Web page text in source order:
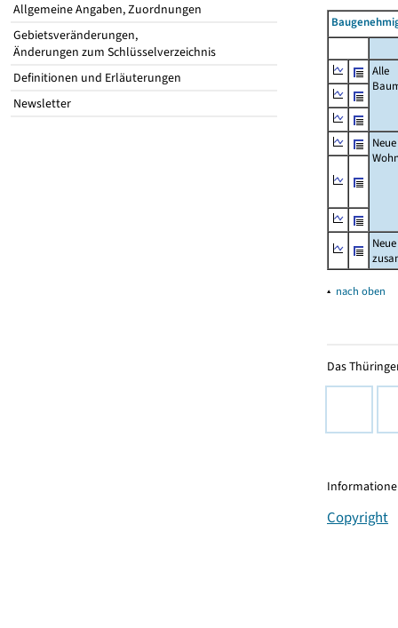
Allgemeine Angaben, Zuordnungen
Gebietsveränderungen,
Änderungen zum Schlüsselverzeichnis
Definitionen und Erläuterungen
Newsletter
Alle
Neue
▴ nach oben
Das
Copyright